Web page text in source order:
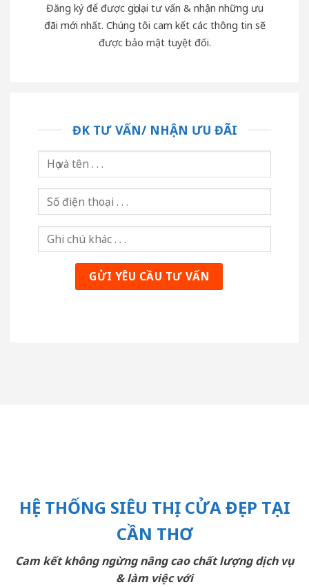
Đăng ký để được gọi lại tư vấn & nhận những ưu
đãi mới nhất. Chúng tôi cam kết các thông tin sẽ
được bảo mật tuyệt đối.
ĐK TƯ VẤN/ NHẬN ƯU ĐÃI
HỆ THỐNG SIÊU THỊ CỬA ĐẸP TẠI
CẦN THƠ
Cam kết không ngừng nâng cao chất lượng dịch vụ
& làm việc với